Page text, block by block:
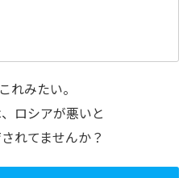
れみたい。
ロシアが悪いと
れてませんか？